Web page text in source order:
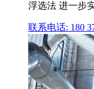
浮选法 进一步
联系电话: 180